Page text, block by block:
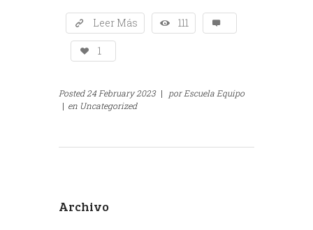
Leer Más 111
1
Posted24 February 2023 | porEscuela Equipo
| en Uncategorized
Archivo